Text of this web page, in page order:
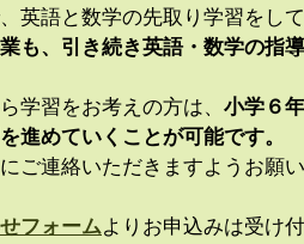
英語と数学の先取り学習をして
も、引き続き英語・数学の指導
学習をお考えの方は、 小学６
進めていくことが可能です。
ご連絡いただきますようお願い
フォームよりお申込みは受け